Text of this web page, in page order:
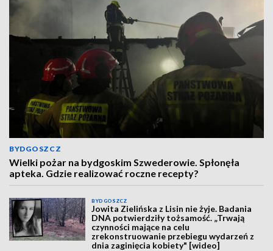
BYDGOSZCZ
Wielki pożar na bydgoskim Szwederowie. Spłonęła
apteka. Gdzie realizować roczne recepty?
BYDGOSZCZ
Jowita Zielińska z Lisin nie żyje. Badania
DNA potwierdziły tożsamość. „Trwają
czynności mające na celu
zrekonstruowanie przebiegu wydarzeń z
dnia zaginięcia kobiety" [wideo]